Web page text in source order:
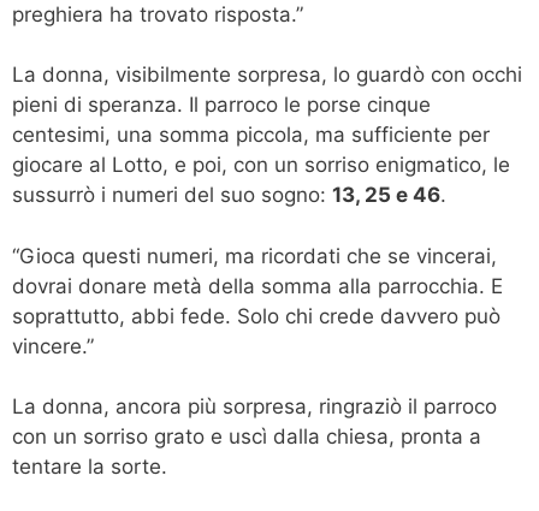
preghiera ha trovato risposta.”
La donna, visibilmente sorpresa, lo guardò con occhi
pieni di speranza. Il parroco le porse cinque
centesimi, una somma piccola, ma sufficiente per
giocare al Lotto, e poi, con un sorriso enigmatico, le
sussurrò i numeri del suo sogno: 13, 25 e 46.
“Gioca questi numeri, ma ricordati che se vincerai,
dovrai donare metà della somma alla parrocchia. E
soprattutto, abbi fede. Solo chi crede davvero può
vincere.”
La donna, ancora più sorpresa, ringraziò il parroco
con un sorriso grato e uscì dalla chiesa, pronta a
tentare la sorte.